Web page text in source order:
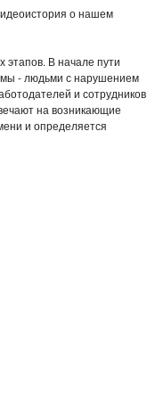
о нашем
этапов. В начале пути
- людьми с нарушением
и сотрудников
на возникающие
и определяется